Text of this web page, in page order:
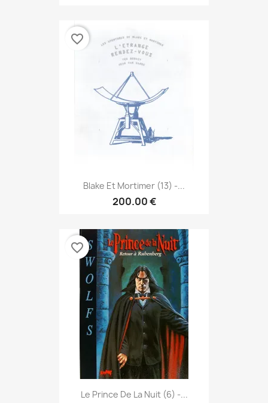
Blake Et Mortimer (13) -...
200.00 €
favorite_border
Le Prince De La Nuit (6) -...
favorite_border